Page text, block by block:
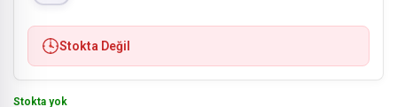
Stokta Değil
Stokta yok